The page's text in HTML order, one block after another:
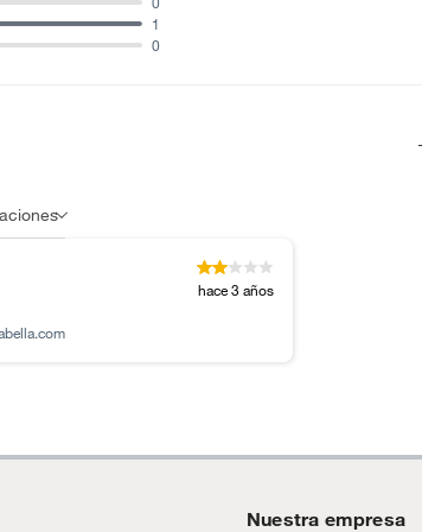
0
1
hace 3 años
Nuestra empresa